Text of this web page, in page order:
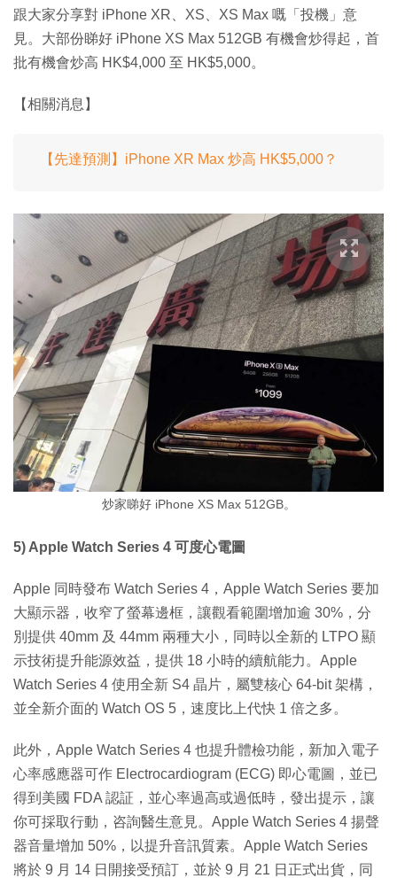
跟大家分享對 iPhone XR、XS、XS Max 嘅「投機」意
見。大部份睇好 iPhone XS Max 512GB 有機會炒得起，首
批有機會炒高 HK$4,000 至 HK$5,000。
【相關消息】
【先達預測】iPhone XR Max 炒高 HK$5,000？
炒家睇好 iPhone XS Max 512GB。
5) Apple Watch Series 4 可度心電圖
Apple 同時發布 Watch Series 4，Apple Watch Series 要加
大顯示器，收窄了螢幕邊框，讓觀看範圍增加逾 30%，分
別提供 40mm 及 44mm 兩種大小，同時以全新的 LTPO 顯
示技術提升能源效益，提供 18 小時的續航能力。Apple
Watch Series 4 使用全新 S4 晶片，屬雙核心 64-bit 架構，
並全新介面的 Watch OS 5，速度比上代快 1 倍之多。
此外，Apple Watch Series 4 也提升體檢功能，新加入電子
心率感應器可作 Electrocardiogram (ECG) 即心電圖，並已
得到美國 FDA 認証，並心率過高或過低時，發出提示，讓
你可採取行動，咨詢醫生意見。Apple Watch Series 4 揚聲
器音量增加 50%，以提升音訊質素。Apple Watch Series
將於 9 月 14 日開接受預訂，並於 9 月 21 日正式出貨，同